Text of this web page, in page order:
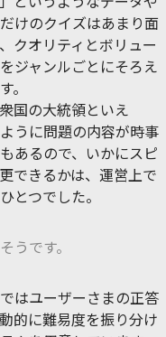
けのクイズはあまり面
クオリティとボリュー
ジャンルごとにそろえ
。
国の大統領といえ
うに問題の内容が時事
あるので、いかにスピ
できるかは、運営上で
とつでした。
うです。
ではユーザーさまの正答
的に難易度を振り分け